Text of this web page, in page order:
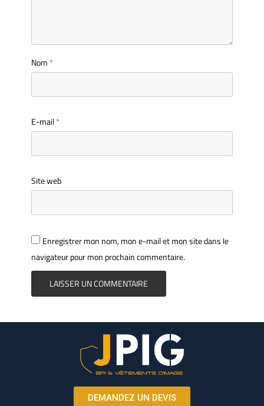
Nom *
E-mail*
Site web
Enregistrer mon nom, mon e-mail et mon site dans le
navigateur pour mon prochain commentaire.
DEMANDEZ UN DEVIS